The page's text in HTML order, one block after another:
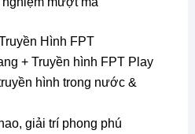
Hình FPT
+ Truyền hình FPT Play
hình trong nước &
giải trí phong phú